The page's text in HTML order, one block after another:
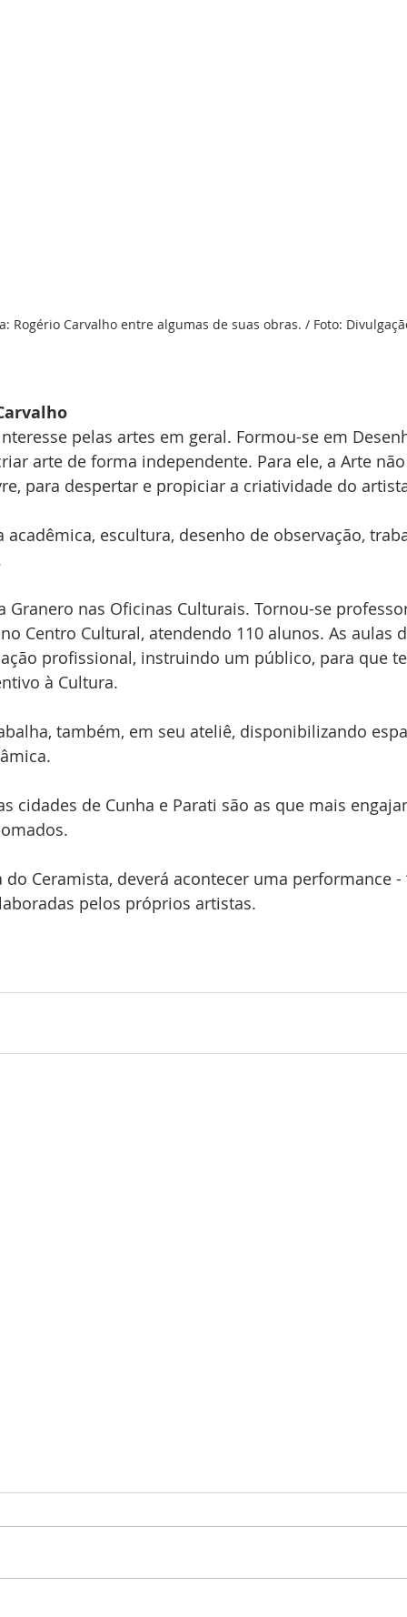
Rogério Carvalho entre algumas de suas obras. / Foto:
pelas artes em geral. Formou-se em
arte de forma independente. Para ele, a Arte
para despertar e propiciar a criatividade do
acadêmica, escultura, desenho de observação,
Granero nas Oficinas Culturais. Tornou-se
Centro Cultural, atendendo 110 alunos. As aulas
profissional, instruindo um público, para que
à Cultura.
também, em seu ateliê, disponibilizando
cidades de Cunha e Parati são as que mais
do Ceramista, deverá acontecer uma performance -
pelos próprios artistas.